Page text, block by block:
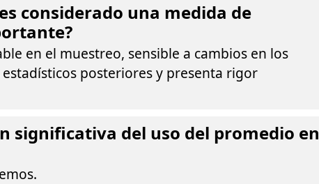
considerado una medida de
en el muestreo, sensible a cambios en los
posteriores y presenta rigor
significativa del uso del promedio en